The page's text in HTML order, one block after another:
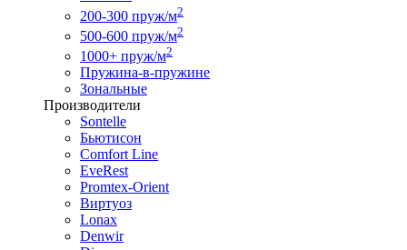
200-300 пруж/м2
500-600 пруж/м2
1000+ пруж/м2
Пружина-в-пружине
Зональные
Производители
Sontelle
Бьютисон
Comfort Line
EveRest
Promtex-Orient
Виртуоз
Lonax
Denwir